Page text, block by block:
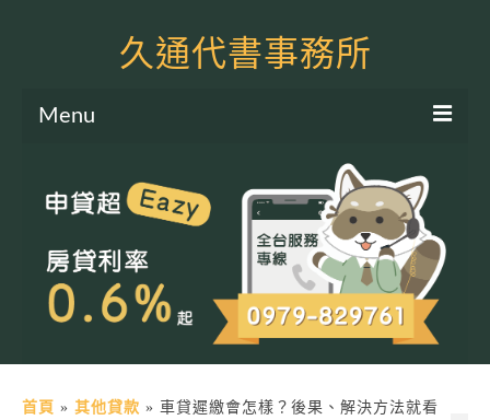
久通代書事務所
Menu
土地二胎申貸
房屋二胎申貸
軍公教貸款
土地貸款
首頁 » 其他貸款 » 車貸遲繳會怎樣？後果、解決方法就看